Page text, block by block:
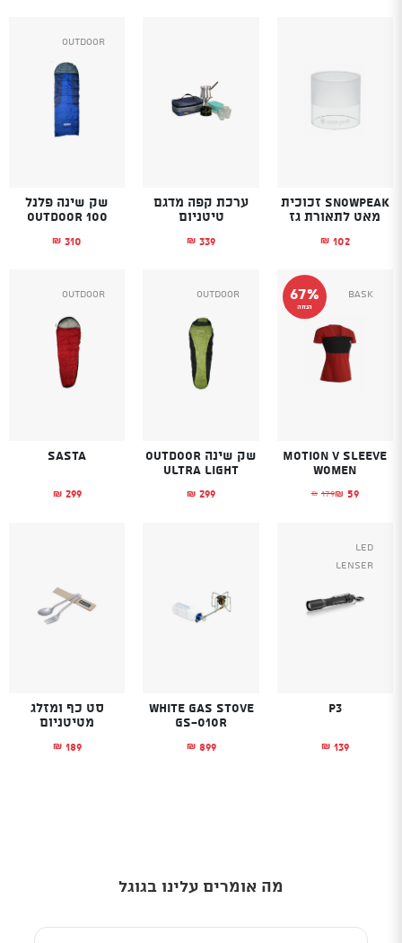
SnowPeak זכוכית
מאט לתאורת גז
₪ 102
ערכת קפה מדגם
טיטניום
₪ 339
Outdoor
שק שינה פלנל
Outdoor 100
₪ 310
67%
הנחה
Bask
Motion V Sleeve
Women
₪ 179
המחיר המקורי היה: ₪179.₪ 59 המחיר הנוכחי הוא: ₪59.
Outdoor
שק שינה OUTDOOR
ULTRA LIGHT
₪ 299
Outdoor
Sasta
₪ 299
Led
Lenser
P3
₪ 139
White Gas Stove
GS-010R
₪ 899
סט כף ומזלג
מטיטניום
₪ 189
מה אומרים עלינו בגוגל